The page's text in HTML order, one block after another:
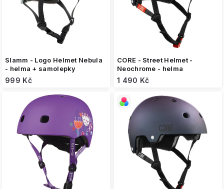
Slamm - Logo Helmet Nebula
- helma + samolepky
999 Kč
CORE - Street Helmet -
Neochrome - helma
1 490 Kč